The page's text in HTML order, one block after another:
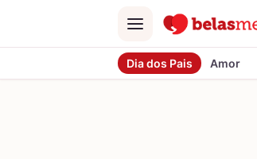
Menu
Dia dos Pais Amor